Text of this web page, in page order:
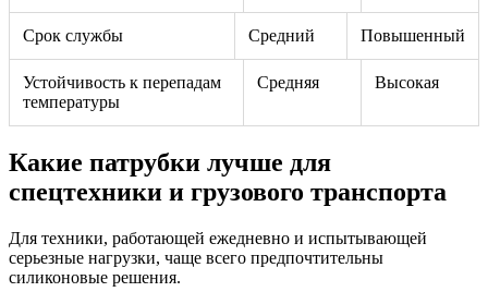
Срок службы Средний Повышенный
Устойчивость к перепадам
температуры
Средняя Высокая
Какие патрубки лучше для
спецтехники и грузового транспорта
Для техники, работающей ежедневно и испытывающей
серьезные нагрузки, чаще всего предпочтительны
силиконовые решения.